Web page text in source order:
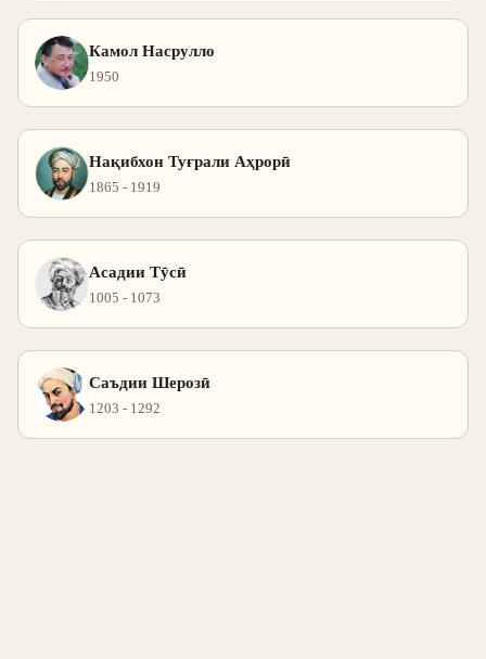
Камол Насрулло
1950
Нақибхон Туғрали Аҳрорӣ
1865 - 1919
Асадии Тӯсӣ
1005 - 1073
Саъдии Шерозӣ
1203 - 1292